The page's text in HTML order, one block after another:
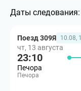
Даты следования:
Поезд 309Я 10.08,
чт, 13 августа
23:10
Печора
Печора